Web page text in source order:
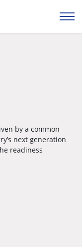
by a common
next generation
readiness